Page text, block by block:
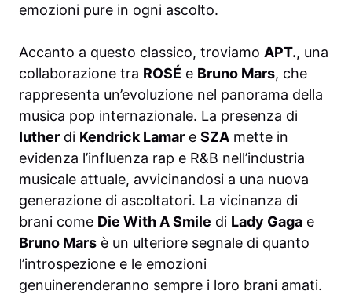
emozioni pure in ogni ascolto.
Accanto a questo classico, troviamo APT., una
collaborazione tra ROSÉ e Bruno Mars, che
rappresenta un’evoluzione nel panorama della
musica pop internazionale. La presenza di
Iuther di Kendrick Lamar e SZA mette in
evidenza l’influenza rap e R&B nell’industria
musicale attuale, avvicinandosi a una nuova
generazione di ascoltatori. La vicinanza di
brani come Die With A Smile di Lady Gaga e
Bruno Mars è un ulteriore segnale di quanto
l’introspezione e le emozioni
genuinerenderanno sempre i loro brani amati.